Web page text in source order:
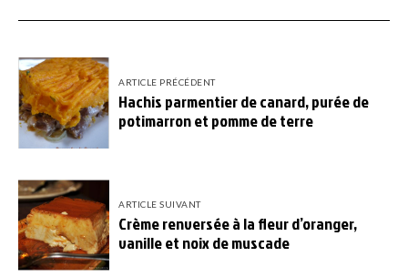
ARTICLE PRÉCÉDENT
Hachis parmentier de canard, purée de
potimarron et pomme de terre
ARTICLE SUIVANT
Crème renversée à la fleur d’oranger,
vanille et noix de muscade